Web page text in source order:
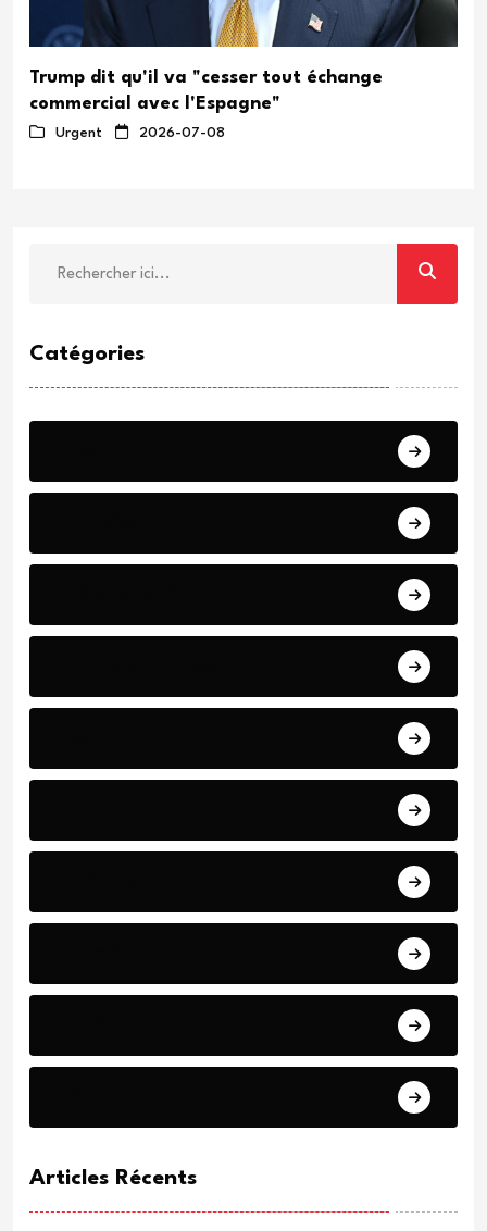
Trump dit qu'il va "cesser tout échange
commercial avec l'Espagne"
Urgent 2026-07-08
Catégories
Articles Récents